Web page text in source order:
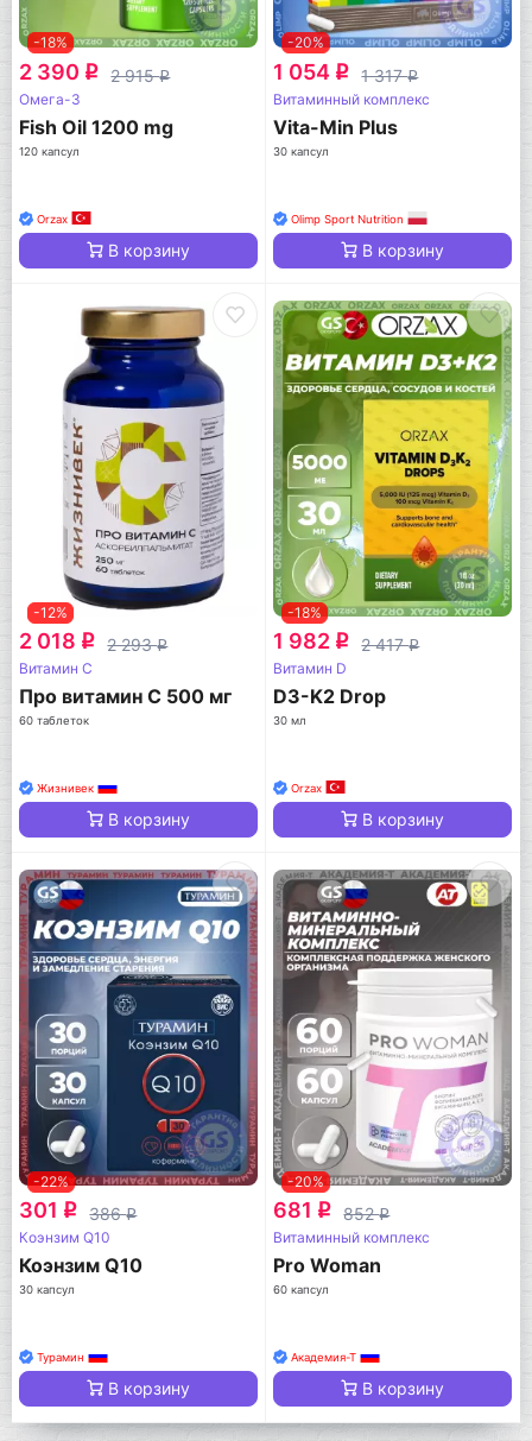
-18%
2 390 q 2 915q
Омега-3
Fish Oil 1200 mg
120 капсул
Orzax
В корзину
-20%
1 054 q 1 317q
Витаминный комплекс
Vita-Min Plus
30 капсул
Olimp Sport Nutrition
В корзину
-12%
2 018 q 2 293q
Витамин C
Про витамин С 500 мг
60 таблеток
Жизнивек
В корзину
-18%
1 982 q 2 417q
Витамин D
D3-K2 Drop
30 мл
Orzax
В корзину
-22%
301 q 386q
Коэнзим Q10
Коэнзим Q10
30 капсул
Турамин
В корзину
-20%
681 q 852q
Витаминный комплекс
Pro Woman
60 капсул
Академия-Т
В корзину